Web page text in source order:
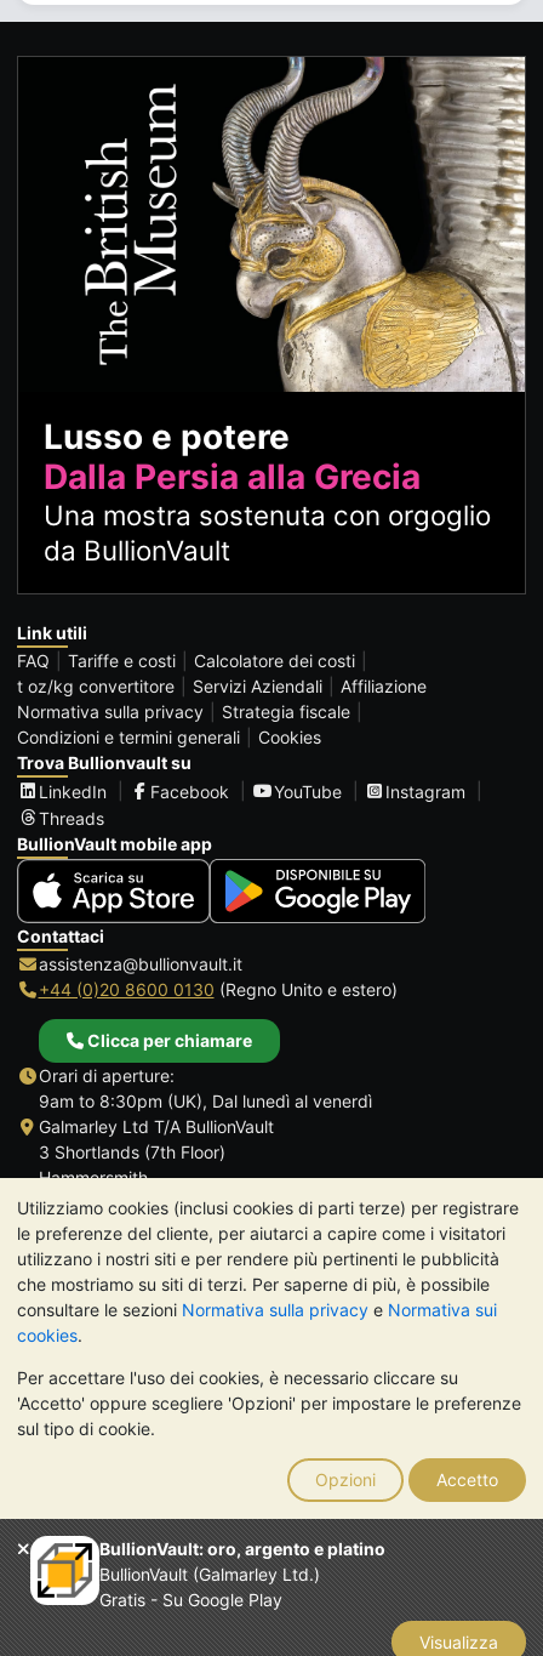
Utilizziamo cookies (inclusi cookies di parti terze) per registrare
le preferenze del cliente, per aiutarci a capire come i visitatori
utilizzano i nostri siti e per rendere più pertinenti le pubblicità
che mostriamo su siti di terzi. Per saperne di più, è possibile
consultare le sezioni Normativa sulla privacy e Normativa sui
cookies.
Per accettare l'uso dei cookies, è necessario cliccare su
'Accetto' oppure scegliere 'Opzioni' per impostare le preferenze
sul tipo di cookie.
Opzioni Accetto
BullionVault: oro, argento e platino
BullionVault (Galmarley Ltd.)
Gratis - Su Google Play
Visualizza
Lusso e potere
Dalla Persia alla Grecia
Una mostra sostenuta con orgoglio
da BullionVault
Link utili
FAQ
Tariffe e costi
Calcolatore dei costi
t oz/kg convertitore
Servizi Aziendali
Affiliazione
Normativa sulla privacy
Strategia fiscale
Condizioni e termini generali
Cookies
Trova Bullionvault su
LinkedIn
Facebook YouTube
Instagram
Threads
BullionVault mobile app
Contattaci
assistenza@bullionvault.it
+44 (0)20 8600 0130 (Regno Unito e estero)
Clicca per chiamare
Orari di aperture:
9am to 8:30pm (UK), Dal lunedì al venerdì
Galmarley Ltd T/A BullionVault
3 Shortlands (7th Floor)
Hammersmith
Londra
W6 8DA
Regno Unito
TrustScore 4.7 | 488 recensioni
NOTA BENE: Il valore dei metalli preziosi può diminuire o
aumentare, e i trend storici non sono predittori dell'andamento
futuro. Nulla di quanto contenuto nei siti web di BullionVault o
nelle sue comunicazioni costituisce una consulenza sugli
investimenti. Si consiglia di rivolgersi a un professionista per
stabilire se l'investimento in metalli preziosi è adatto alle proprie
esigenze.
Galmarley Ltd, trading acome BullionVault, registrata in
Inghilterra e Galles 4943684
BullionVault Ltd © 2026